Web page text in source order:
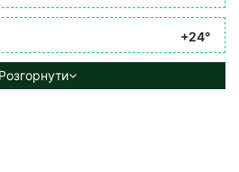
+24°
Розгорнути